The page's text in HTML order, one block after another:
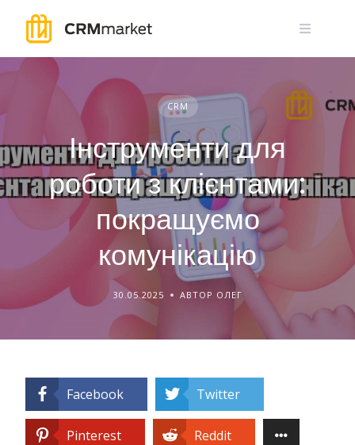
content
CRM
Інструменти для
роботи з клієнтами:
покращуємо
комунікацію
30.05.2025 АВТОР ОЛЕГ
Facebook Twitter
Pinterest Reddit